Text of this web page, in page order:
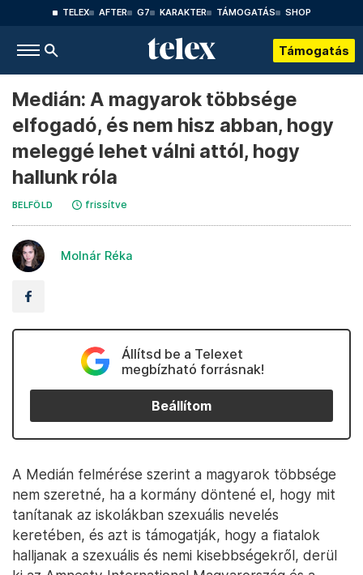
TELEX AFTER G7 KARAKTER TÁMOGATÁS SHOP
Támogatás
Medián: A magyarok többsége
elfogadó, és nem hisz abban, hogy
meleggé lehet válni attól, hogy
hallunk róla
BELFÖLD frissítve
Molnár Réka
Állítsd be a Telexet
megbízható forrásnak!
Beállítom
A Medián felmérése szerint a magyarok többsége
nem szeretné, ha a kormány döntené el, hogy mit
tanítanak az iskolákban szexuális nevelés
keretében, és azt is támogatják, hogy a fiatalok
halljanak a szexuális és nemi kisebbségekről, derül